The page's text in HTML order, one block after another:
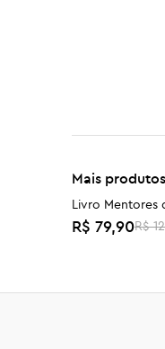
Mais
Livro Mentores
R$ 79,90R$